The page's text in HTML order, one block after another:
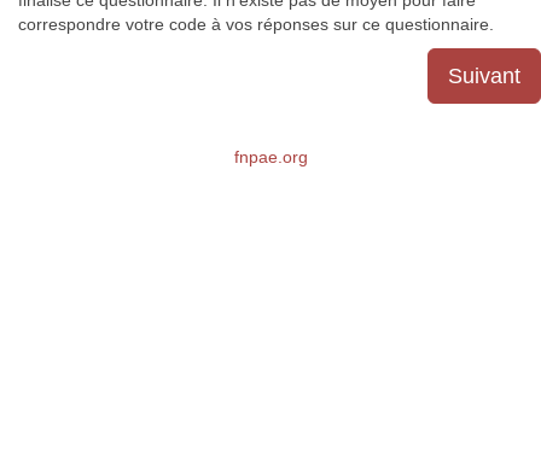
correspondre votre code à vos réponses sur ce questionnaire.
Suivant
fnpae.org